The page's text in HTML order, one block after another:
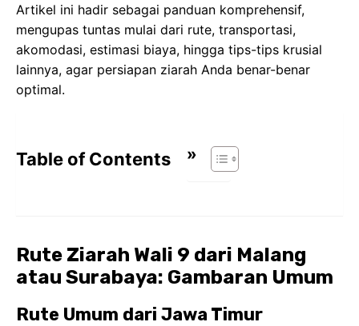
Artikel ini hadir sebagai panduan komprehensif,
mengupas tuntas mulai dari rute, transportasi,
akomodasi, estimasi biaya, hingga tips-tips krusial
lainnya, agar persiapan ziarah Anda benar-benar
optimal.
Table of Contents
Rute Ziarah Wali 9 dari Malang
atau Surabaya: Gambaran Umum
Rute Umum dari Jawa Timur